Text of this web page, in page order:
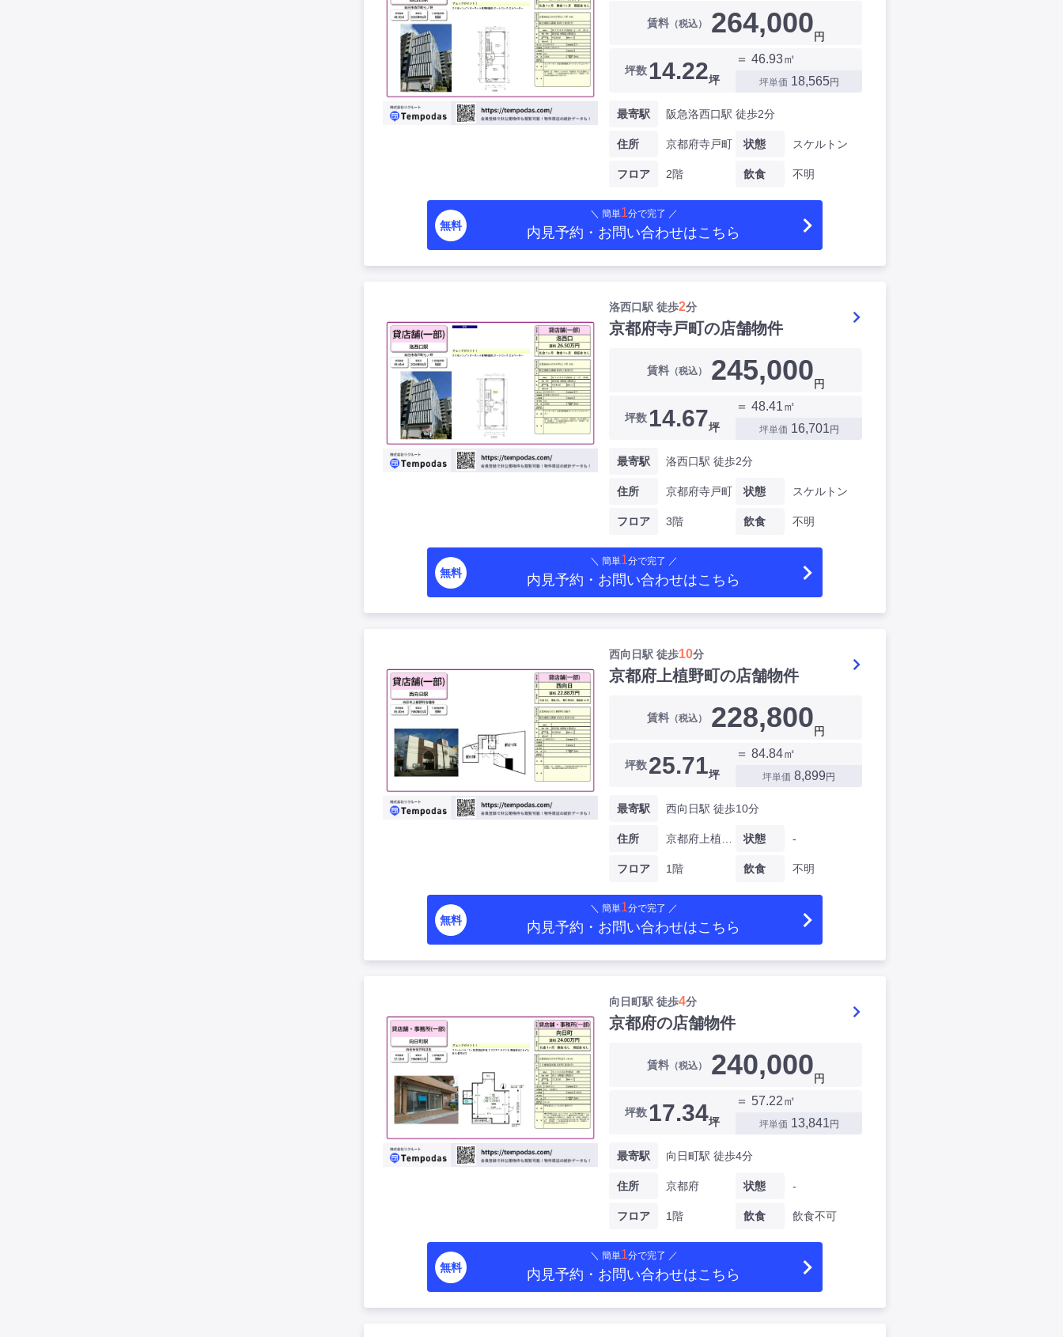
賃料（税込） 264,000円
坪数 14.22坪
＝ 46.93㎡
坪単価 18,565円
最寄駅 阪急洛西口駅 徒歩2分
住所 京都府寺戸町
フロア 2階
状態 スケルトン
飲食 不明
無料
＼ 簡単1分で完了 ／
内見予約・お問い合わせはこちら
洛西口駅 徒歩2分
京都府寺戸町の店舗物件
賃料（税込） 245,000円
坪数 14.67坪
＝ 48.41㎡
坪単価 16,701 円
最寄駅 洛西口駅 徒歩2分
住所 京都府寺戸町
フロア 3階
状態 スケルトン
飲食 不明
無料
＼ 簡単1分で完了 ／
内見予約・お問い合わせはこちら
西向日駅 徒歩10分
京都府上植野町の店舗物件
賃料（税込） 228,800円
坪数25.71坪
＝ 84.84㎡
坪単価 8,899 円
最寄駅 西向日駅 徒歩10分
住所
フロア 1階
状態 -
飲食 不明
無料
＼ 簡単1分で完了 ／
内見予約・お問い合わせはこちら
向日町駅 徒歩4分
京都府の店舗物件
賃料（税込） 240,000円
坪数 17.34坪
＝ 57.22㎡
坪単価 13,841 円
最寄駅 向日町駅 徒歩4分
住所 京都府
フロア 1階
状態 -
飲食 飲食不可
無料
＼ 簡単1分で完了 ／
内見予約・お問い合わせはこちら